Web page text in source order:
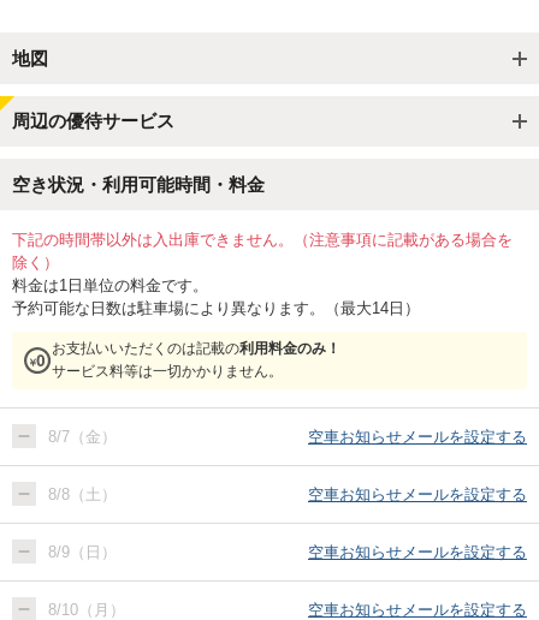
地図
周辺の優待サービス
空き状況・利用可能時間・料金
下記の時間帯以外は入出庫できません。（注意事項に記載がある場合を
除く）
料金は1日単位の料金です。
予約可能な日数は駐車場により異なります。（最大14日）
お支払いいただくのは記載の利用料金のみ！
サービス料等は一切かかりません。
8/7（金） 空車お知らせメールを設定する
8/8（土） 空車お知らせメールを設定する
8/9（日） 空車お知らせメールを設定する
8/10（月） 空車お知らせメールを設定する